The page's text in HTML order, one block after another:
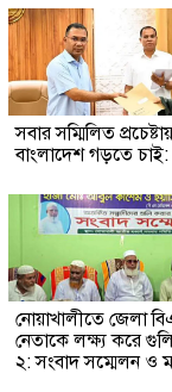
সবার সম্মিলিত
বাংলাদেশ গড়তে চাই:
নোয়াখালীতে জেলা
নেতাকে লক্ষ্য করে
২: সংবাদ সম্মেলন ও